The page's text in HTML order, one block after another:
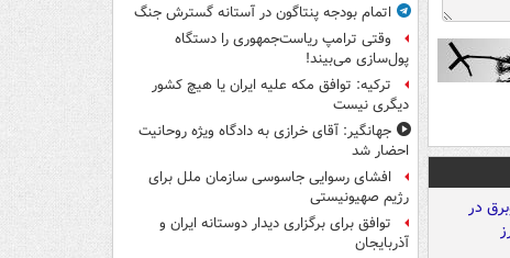
اتمام بودجه پنتاگون در آستانه گسترش جنگ
وقتی ترامپ ریاست‌جمهوری را دستگاه
پول‌سازی می‌بیند!
ترکیه: توافق مکه علیه ایران یا هیچ کشور
دیگری نیست
جهانگیر: آقای خرازی به دادگاه ویژه روحانیت
احضار شد
افشای رسوایی جاسوسی سازمان ملل برای
رژیم صهیونیستی
توافق برای برگزاری دیدار دوستانه ایران و
آذربایجان